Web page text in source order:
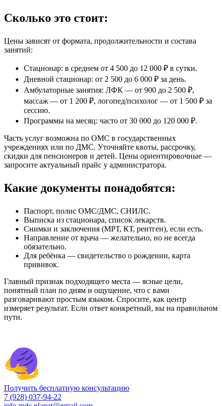
Сколько это стоит:
Цены зависят от формата, продолжительности и состава
занятий:
Стационар: в среднем от 4 500 до 12 000 ₽ в сутки.
Дневной стационар: от 2 500 до 6 000 ₽ за день.
Амбулаторные занятия: ЛФК — от 900 до 2 500 ₽,
массаж — от 1 200 ₽, логопед/психолог — от 1 500 ₽ за
сессию.
Программы на месяц: часто от 30 000 до 120 000 ₽.
Часть услуг возможна по ОМС в государственных
учреждениях или по ДМС. Уточняйте квоты, рассрочку,
скидки для пенсионеров и детей. Цены ориентировочные —
запросите актуальный прайс у администратора.
Какие документы понадобятся:
Паспорт, полис ОМС/ДМС, СНИЛС.
Выписка из стационара, список лекарств.
Снимки и заключения (МРТ, КТ, рентген), если есть.
Направление от врача — желательно, но не всегда
обязательно.
Для ребёнка — свидетельство о рождении, карта
прививок.
Главный признак подходящего места — ясные цели,
понятный план по дням и ощущение, что с вами
разговаривают простым языком. Спросите, как центр
измеряет результат. Если ответ конкретный, вы на правильном
пути.
Получить бесплатную консультацию
7 (928) 037-94-22